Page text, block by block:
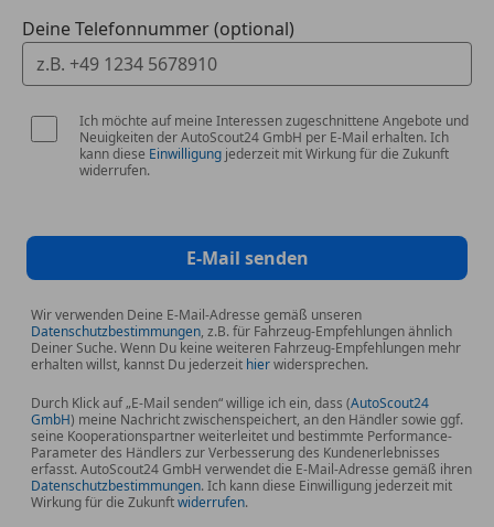
Deine Telefonnummer (optional)
Ich möchte auf meine Interessen zugeschnittene Angebote und
Neuigkeiten der AutoScout24 GmbH per E-Mail erhalten. Ich
kann diese Einwilligung jederzeit mit Wirkung für die Zukunft
widerrufen.
E-Mail senden
Wir verwenden Deine E-Mail-Adresse gemäß unseren
Datenschutzbestimmungen, z.B. für Fahrzeug-Empfehlungen ähnlich
Deiner Suche. Wenn Du keine weiteren Fahrzeug-Empfehlungen mehr
erhalten willst, kannst Du jederzeit hierwidersprechen.
Durch Klick auf „E-Mail senden“ willige ich ein, dass (AutoScout24
GmbH) meine Nachricht zwischenspeichert, an den Händler sowie ggf.
seine Kooperationspartner weiterleitet und bestimmte Performance-
Parameter des Händlers zur Verbesserung des Kundenerlebnisses
erfasst. AutoScout24 GmbH verwendet die E-Mail-Adresse gemäß ihren
Datenschutzbestimmungen. Ich kann diese Einwilligung jederzeit mit
Wirkung für die Zukunftwiderrufen.